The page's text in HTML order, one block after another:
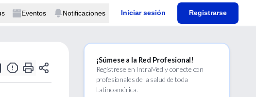
Eventos Notificaciones Iniciar sesión Registrarse
¡Súmese a la Red Profesional!
Regístrese en IntraMed y conecte con
profesionales de la salud de toda
Latinoamérica.